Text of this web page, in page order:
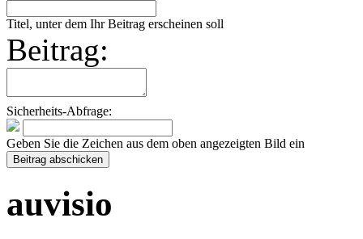
Titel, unter dem Ihr Beitrag erscheinen soll
Beitrag:
Sicherheits-Abfrage:
Geben Sie die Zeichen aus dem oben angezeigten Bild ein
auvisio